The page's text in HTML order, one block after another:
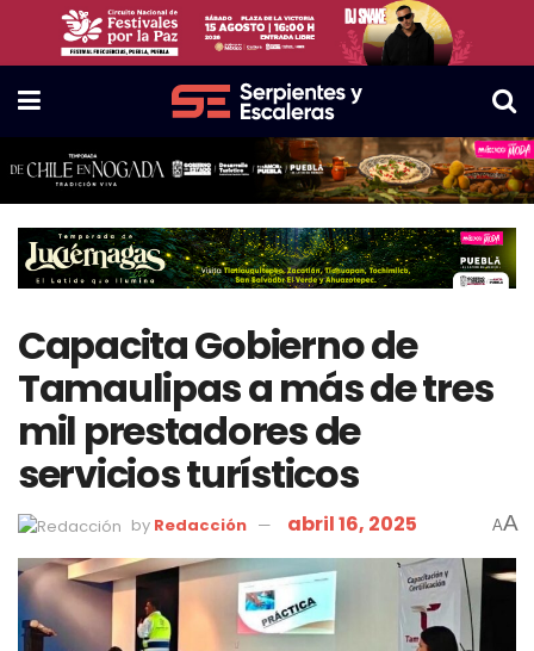
Capacita Gobierno de
Tamaulipas a más de tres
mil prestadores de
servicios turísticos
by Redacción abril 16, 2025 AA